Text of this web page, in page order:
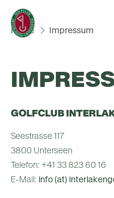
Home Impressum
GOLFCLUB
Seestrasse 117
3800 Unterseen
Telefon: +41 33 823 60 16
E-Mail: info (at)